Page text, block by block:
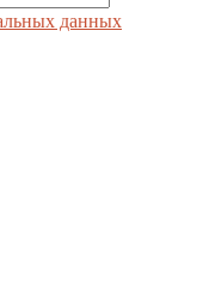
данных